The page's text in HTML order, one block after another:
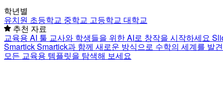
학년별
유치원 초등학교 중학교 고등학교 대학교
추천 자료
교육용 AI 툴 교사와 학생들을 위한 AI로 창작을 시작하세요
SmartickSmartick과 함께 새로운 방식으로 수학의 세계를 발
모든 교육용 템플릿을 탐색해 보세요